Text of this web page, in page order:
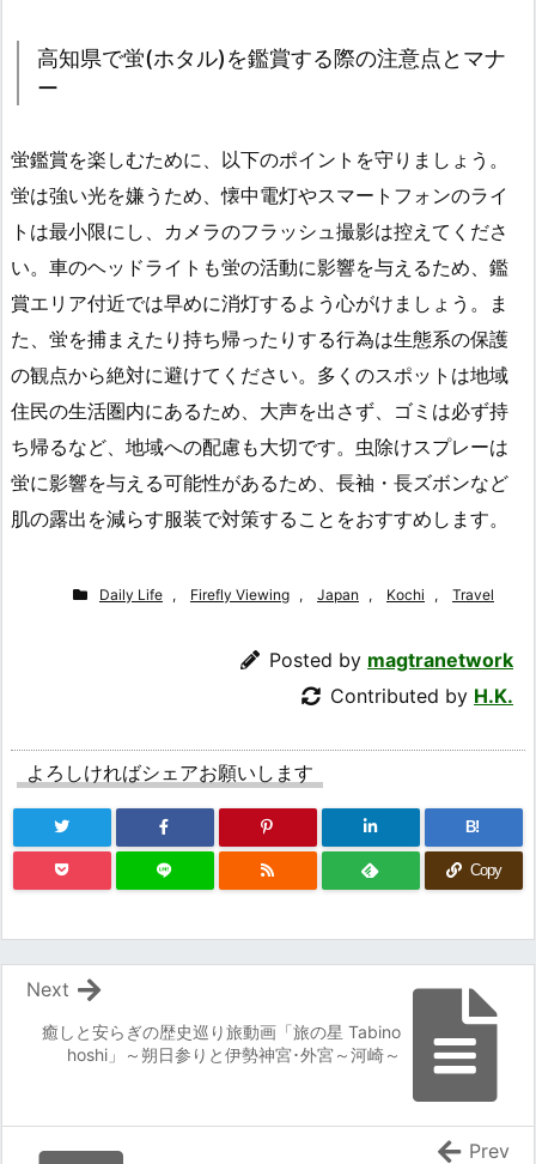
高知県で蛍(ホタル)を鑑賞する際の注意点とマナ
ー
蛍鑑賞を楽しむために、以下のポイントを守りましょう。
蛍は強い光を嫌うため、懐中電灯やスマートフォンのライ
トは最小限にし、カメラのフラッシュ撮影は控えてくださ
い。車のヘッドライトも蛍の活動に影響を与えるため、鑑
賞エリア付近では早めに消灯するよう心がけましょう。ま
た、蛍を捕まえたり持ち帰ったりする行為は生態系の保護
の観点から絶対に避けてください。多くのスポットは地域
住民の生活圏内にあるため、大声を出さず、ゴミは必ず持
ち帰るなど、地域への配慮も大切です。虫除けスプレーは
蛍に影響を与える可能性があるため、長袖・長ズボンなど
肌の露出を減らす服装で対策することをおすすめします。
Daily Life , Firefly Viewing , Japan , Kochi , Travel
Posted by magtranetwork
Contributed by H.K.
よろしければシェアお願いします
B!
Copy
癒しと安らぎの歴史巡り旅動画「旅の星 Tabino
hoshi」～朔日参りと伊勢神宮･外宮～河崎～
Next
Prev